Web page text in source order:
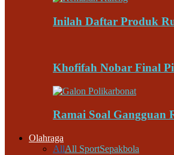
Inilah Daftar Produk
Khofifah Nobar Final
Ramai Soal
Olahraga
AllAll SportSepakbola